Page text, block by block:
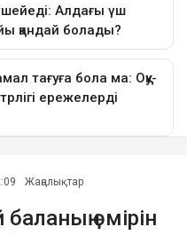
Жаңалықтар
өмірін